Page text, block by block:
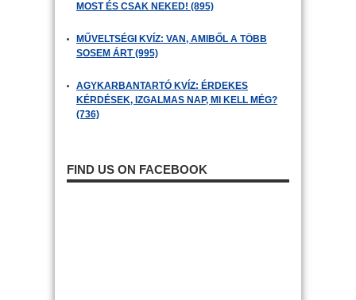
MOST ÉS CSAK NEKED! (895)
MŰVELTSÉGI KVÍZ: VAN, AMIBŐL A TÖBB
SOSEM ÁRT (995)
AGYKARBANTARTÓ KVÍZ: ÉRDEKES
KÉRDÉSEK, IZGALMAS NAP, MI KELL MÉG?
(736)
FIND US ON FACEBOOK